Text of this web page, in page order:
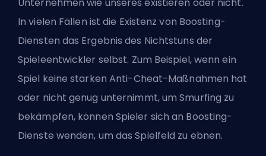
In vielen Fällen ist die Existenz von Boosting-
Diensten das Ergebnis des Nichtstuns der
Spieleentwickler selbst. Zum Beispiel, wenn ein
Spiel keine starken Anti-Cheat-Maßnahmen hat
oder nicht genug unternimmt, um Smurfing zu
bekämpfen, können Spieler sich an Boosting-
Dienste wenden, um das Spielfeld zu ebnen.